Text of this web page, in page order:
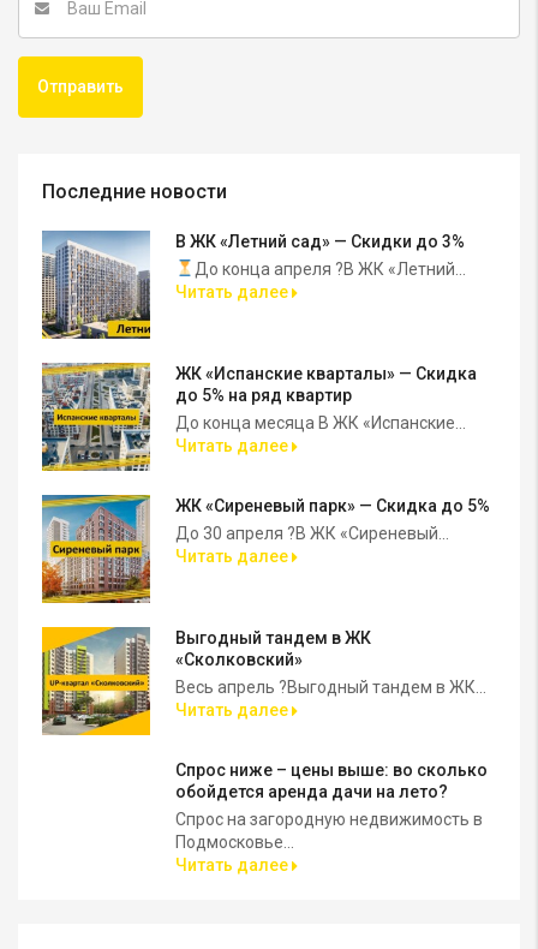
Последние новости
В ЖК «Летний сад» — Скидки до 3%
До конца апреля ?В ЖК «Летний...
Читать далее
ЖК «Испанские кварталы» — Скидка
до 5% на ряд квартир
До конца месяца В ЖК «Испанские...
Читать далее
ЖК «Сиреневый парк» — Скидка до 5%
До 30 апреля ?В ЖК «Сиреневый...
Читать далее
Выгодный тандем в ЖК
«Сколковский»
Весь апрель ?Выгодный тандем в ЖК...
Читать далее
Спрос ниже – цены выше: во сколько
обойдется аренда дачи на лето?
Спрос на загородную недвижимость в
Подмосковье...
Читать далее